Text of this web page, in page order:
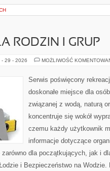
RODZIN I GRUP
- 29 - 2026 MOŻLIWOŚĆ
Serwis poświęcony
doskonałe miejsce dla
związanej z wodą, naturą
koncentruje się wokół
czemu każdy użytkownik
informacje dotyczące
dla początkujących, jak i
i Bezpieczeństwo na Wodzie.